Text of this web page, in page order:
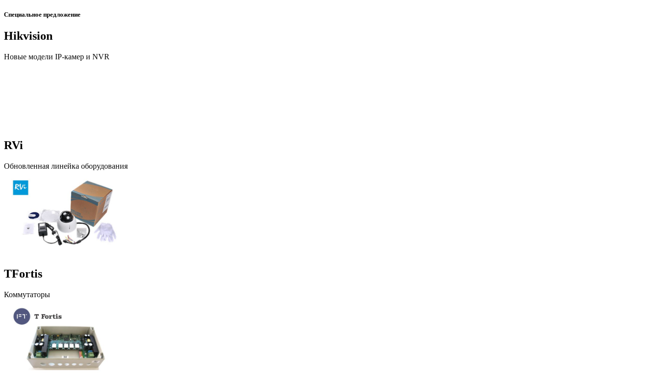
Специальное предложение
Hikvision
Новые модели IP-камер и NVR
RVi
Обновленная линейка оборудования
TFortis
Коммутаторы